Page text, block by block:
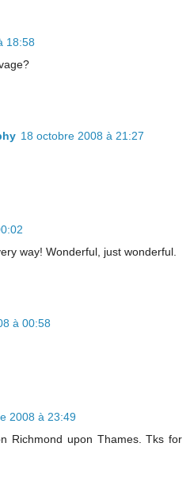
18:58
18 octobre 2008 à 21:27
way! Wonderful, just wonderful.
à 00:58
2008 à 23:49
Richmond upon Thames. Tks for